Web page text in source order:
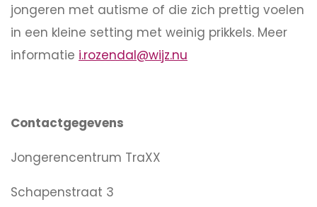
jongeren met autisme of die zich prettig voelen
in een kleine setting met weinig prikkels. Meer
informatie i.rozendal@wijz.nu
Contactgegevens
Jongerencentrum TraXX
Schapenstraat 3